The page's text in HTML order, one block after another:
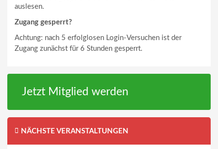
auslesen.
Zugang gesperrt?
Achtung: nach 5 erfolglosen Login-Versuchen ist der
Zugang zunächst für 6 Stunden gesperrt.
Jetzt Mitglied werden
NÄCHSTE VERANSTALTUNGEN